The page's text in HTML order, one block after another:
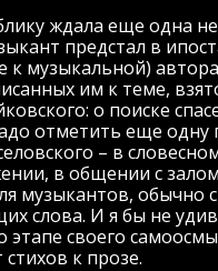
ждала еще одна
предстал в
к музыкальной)
им к теме,
о поиске
отметить еще одну
– в
в общении с
музыкантов, обычно
слова. И я бы не
этапе своего
к прозе.